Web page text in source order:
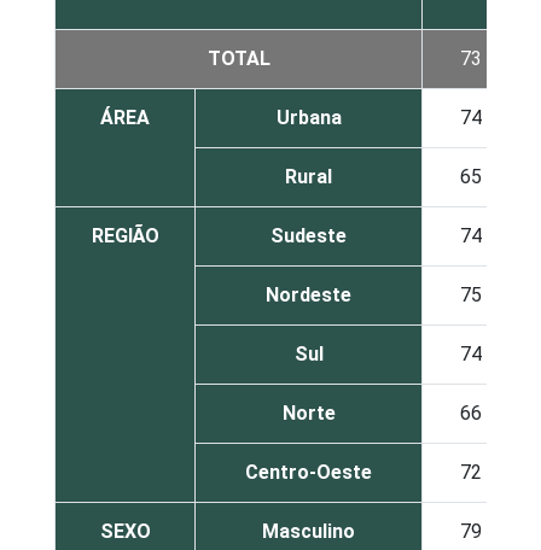
TOTAL 73
ÁREA Urbana 74
Rural 65
REGIÃO Sudeste 74
Nordeste 75
Sul 74
Norte 66
Centro-Oeste 72
SEXO Masculino 79